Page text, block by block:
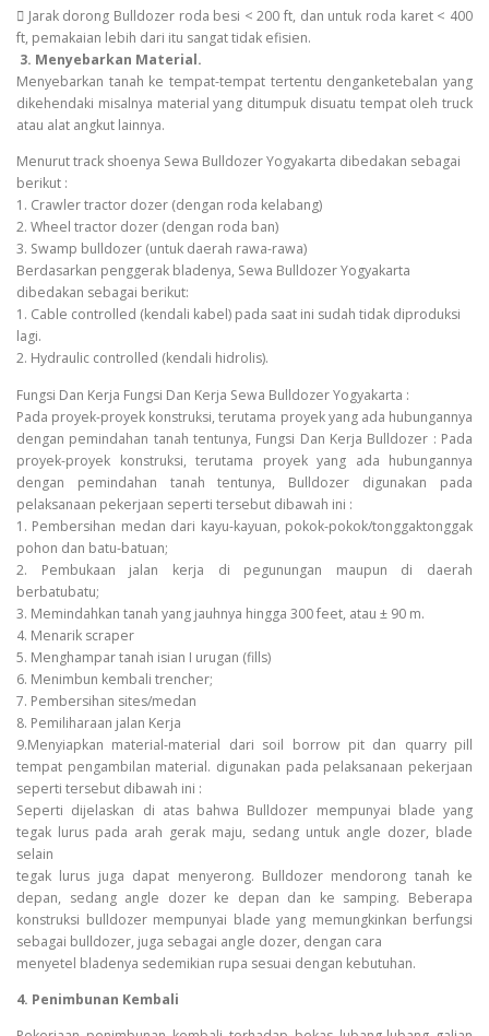
 Jarak dorong Bulldozer roda besi < 200 ft, dan untuk roda karet < 400
ft, pemakaian lebih dari itu sangat tidak efisien.
3. Menyebarkan Material.
Menyebarkan tanah ke tempat-tempat tertentu denganketebalan yang
dikehendaki misalnya material yang ditumpuk disuatu tempat oleh truck
atau alat angkut lainnya.
Menurut track shoenya Sewa Bulldozer Yogyakarta dibedakan sebagai
berikut :
1. Crawler tractor dozer (dengan roda kelabang)
2. Wheel tractor dozer (dengan roda ban)
3. Swamp bulldozer (untuk daerah rawa-rawa)
Berdasarkan penggerak bladenya, Sewa Bulldozer Yogyakarta
dibedakan sebagai berikut:
1. Cable controlled (kendali kabel) pada saat ini sudah tidak diproduksi
lagi.
2. Hydraulic controlled (kendali hidrolis).
Fungsi Dan Kerja Fungsi Dan Kerja Sewa Bulldozer Yogyakarta :
Pada proyek-proyek konstruksi, terutama proyek yang ada hubungannya
dengan pemindahan tanah tentunya, Fungsi Dan Kerja Bulldozer : Pada
proyek-proyek konstruksi, terutama proyek yang ada hubungannya
dengan pemindahan tanah tentunya, Bulldozer digunakan pada
pelaksanaan pekerjaan seperti tersebut dibawah ini :
1. Pembersihan medan dari kayu-kayuan, pokok-pokok/tonggaktonggak
pohon dan batu-batuan;
2. Pembukaan jalan kerja di pegunungan maupun di daerah
berbatubatu;
3. Memindahkan tanah yang jauhnya hingga 300 feet, atau ± 90 m.
4. Menarik scraper
5. Menghampar tanah isian I urugan (fills)
6. Menimbun kembali trencher;
7. Pembersihan sites/medan
8. Pemiliharaan jalan Kerja
9.Menyiapkan material-material dari soil borrow pit dan quarry pill
tempat pengambilan material. digunakan pada pelaksanaan pekerjaan
seperti tersebut dibawah ini :
Seperti dijelaskan di atas bahwa Bulldozer mempunyai blade yang
tegak lurus pada arah gerak maju, sedang untuk angle dozer, blade
selain
tegak lurus juga dapat menyerong. Bulldozer mendorong tanah ke
depan, sedang angle dozer ke depan dan ke samping. Beberapa
konstruksi bulldozer mempunyai blade yang memungkinkan berfungsi
sebagai bulldozer, juga sebagai angle dozer, dengan cara
menyetel bladenya sedemikian rupa sesuai dengan kebutuhan.
4. Penimbunan Kembali